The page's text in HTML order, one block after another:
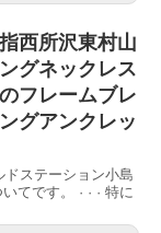
西所沢東村山
グネックレス
フレームブレ
グアンクレッ
ドステーション小島
てです。 · · · 特に